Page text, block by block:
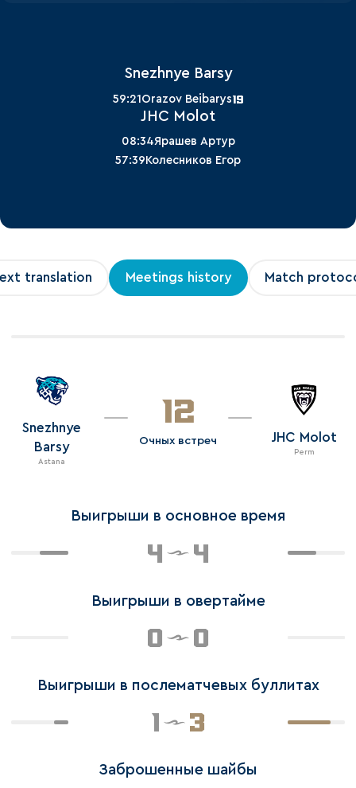
Snezhnye Barsy
59:21 Orazov Beibarys19
JHC Molot
08:34Ярашев Артур
57:39 Колесников Егор
translation Meetings history Match
Snezhnye
Barsy
Astana
12
Очных встреч JHC Molot
Perm
Выигрыши в основное время
4 4
Выигрыши в овертайме
0 0
Выигрыши в послематчевых буллитах
1 3
Заброшенные шайбы